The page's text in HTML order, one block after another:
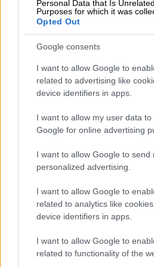
Personal Data that Is
Purposes for which it was
Opted Out
Google consents
I want to allow Google to
related to advertising like
device identifiers in apps.
I want to allow my user data
Google for online advertising
I want to allow Google to send
personalized advertising.
I want to allow Google to
related to analytics like
device identifiers in apps.
I want to allow Google to
related to functionality of the
Όπως αναφέρεται στη
μπορούν να διεξαχθούν